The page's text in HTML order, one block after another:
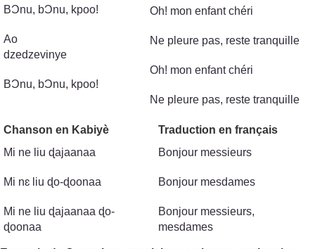
BϽnu, bϽnu, kpoo!
Ao
dzedzevinye
BϽnu, bϽnu, kpoo!
Oh! mon enfant chéri
Ne pleure pas, reste tranquille
Oh! mon enfant chéri
Ne pleure pas, reste tranquille
Chanson en Kabiyè
Traduction en français
Mi ne liu ɖajaanaa
Mi nɛ liu ɖo-ɖoonaa
Mi ne liu ɖajaanaa ɖo-
ɖoonaa
Bonjour messieurs
Bonjour mesdames
Bonjour messieurs,
mesdames